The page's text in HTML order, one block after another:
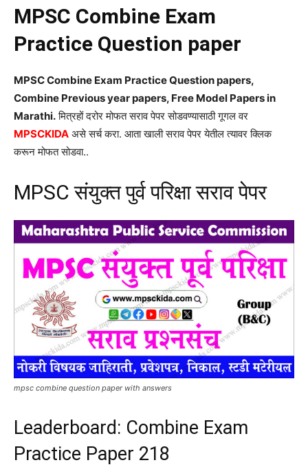
MPSC Combine Exam
Practice Question paper
MPSC Combine Exam Practice Question papers,
Combine Previous year papers, Free Model Papers in
Marathi.मित्रहों दरोर मोफत सराव पेपर सोडवण्यासाठी गूगल वर
MPSCKIDA असे सर्च करा. आता खाली सराव पेपर येतील त्यावर क्लिक
करून मोफत सोडवा..
MPSC संयुक्त पुर्व परिक्षा सराव पेपर
mpsc combine question paper with answers
Leaderboard: Combine Exam
Practice Paper 218